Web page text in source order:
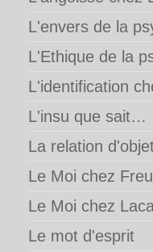
L'envers de la
L'Ethique de la
L'identification
L'insu que sait…
La relation
Le Moi chez
Le Moi chez
Le mot d'esprit